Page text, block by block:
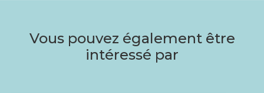
Vous pouvez également être
intéressé par